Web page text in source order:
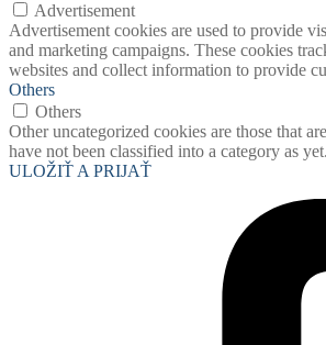
Advertisement
Advertisement cookies are used to provide
and marketing campaigns. These cookies
websites and collect information to provide
Others
Others
Other uncategorized cookies are those that
have not been classified into a category as yet.
ULOŽIŤ A PRIJAŤ